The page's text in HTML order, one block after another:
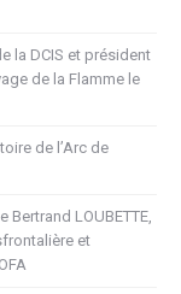
la DCIS et président
de la Flamme le
de l’Arc de
Bertrand LOUBETTE,
et